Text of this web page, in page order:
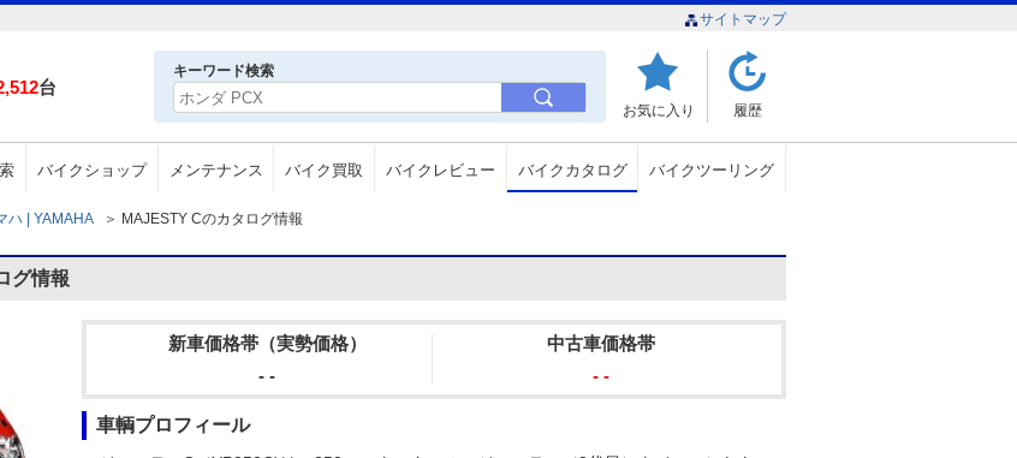
サイトマップ
台
キーワード検索
お気に入り 履歴
バイクショップ メンテナンス バイク買取 バイクレビュー バイクカタログ バイクツーリング
ハ | YAMAHA ＞ MAJESTY Cのカタログ情報
グ情報
新車価格帯（実勢価格）
- -
中古車価格帯
- -
車輌プロフィール